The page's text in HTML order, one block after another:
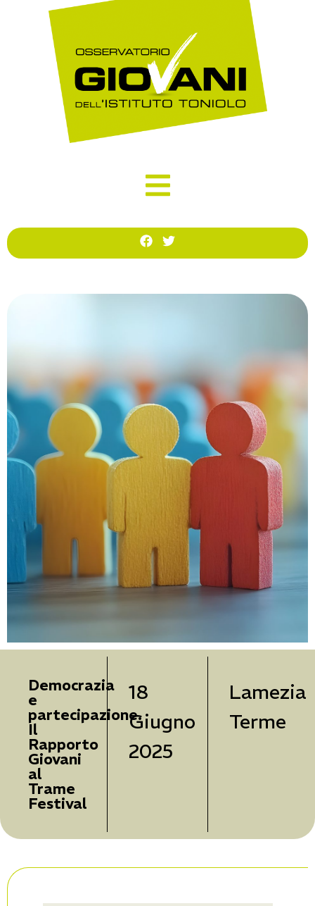
Democrazia
e
partecipazione.
Il
Rapporto
Giovani
al
Trame
Festival
18
Giugno
2025
Lamezia
Terme